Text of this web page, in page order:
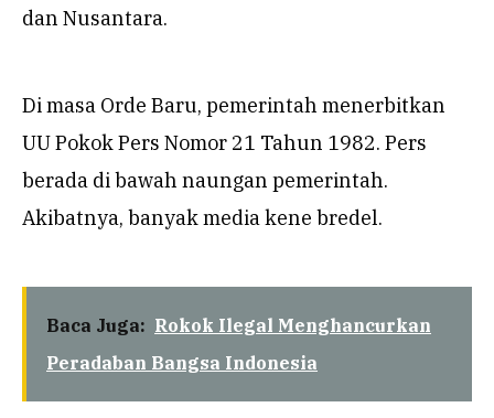
dan Nusantara.
Di masa Orde Baru, pemerintah menerbitkan
UU Pokok Pers Nomor 21 Tahun 1982. Pers
berada di bawah naungan pemerintah.
Akibatnya, banyak media kene bredel.
Baca Juga: Rokok Ilegal Menghancurkan
Peradaban Bangsa Indonesia